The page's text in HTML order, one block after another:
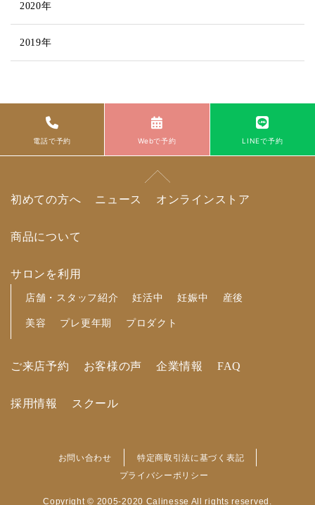
2020年
2019年
電話で予約 Webで予約 LINEで予約
初めての方へ ニュース オンラインストア
商品について
サロンを利用
店舗・スタッフ紹介
妊活中 妊娠中 産後
美容 プレ更年期 プロダクト
ご来店予約 お客様の声 企業情報 FAQ
採用情報 スクール
お問い合わせ
特定商取引法に基づく表記
プライバシーポリシー
Copyright © 2005-2020 Calinesse All rights reserved.